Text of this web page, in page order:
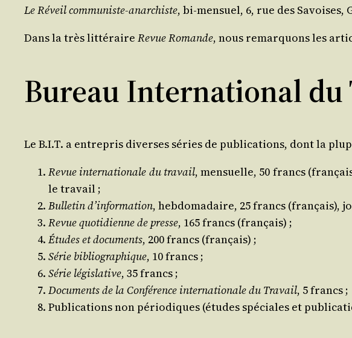
Le Réveil com­mu­niste-anar­chiste, bi-men­suel, 6, rue des
Dans la très lit­té­raire Revue Romande, nous remar­quons les
Bureau International du
Le B.I.T. a entre­pris diverses séries de publi­ca­tions, dont la
Revue inter­na­tio­nale du tra­vail, men­suelle, 50 francs
le travail ;
Bul­le­tin d’information, heb­do­ma­daire, 25 francs (fran­çais),
Revue quo­ti­dienne de presse, 165 francs (fran­çais) ;
Études et docu­ments, 200 francs (fran­çais) ;
Série biblio­gra­phique, 10 francs ;
Série légis­la­tive, 35 francs ;
Docu­ments de la Confé­rence inter­na­tio­nale du Tra­vail, 5 francs ;
Publi­ca­tions non pério­diques (études spé­ciales et